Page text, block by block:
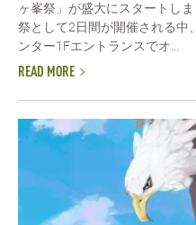
ヶ峯祭」が盛大にスタートし
祭として2日間が開催される中
ンター1Fエントランスでオ...
READ MORE